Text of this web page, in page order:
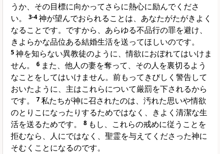
うか、その目標に向かってさらに熱心に励んでくださ
い。
3-4神が望んでおられることは、あなたがたがきよく
なることです。ですから、あらゆる不品行の罪を避け、
きよらかな品位ある結婚生活を送ってほしいのです。
5神を知らない異教徒のように、情欲におぼれてはいけま
せん。
6 また、他人の妻を奪って、その人を裏切るよう
なことをしてはいけません。前もってきびしく警告して
おいたように、主はこれらについて厳罰を下されるから
です。
7私たちが神に召されたのは、汚れた思いや情欲
のとりこになったりするためではなく、きよく清潔な生
活を送るためです。
8 もし、これらの戒めに従うことを
拒むなら、人にではなく、聖霊を与えてくださった神に
そむくことになるのです。